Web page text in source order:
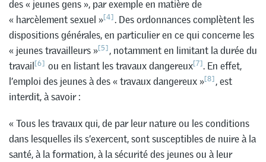
des « jeunes gens », par exemple en matière de
« harcèlement sexuel »[4]. Des ordonnances complètent les
dispositions générales, en particulier en ce qui concerne les
« jeunes travailleurs »[5], notamment en limitant la durée du
travail[6] ou en listant les travaux dangereux[7]. En effet,
l’emploi des jeunes à des « travaux dangereux »[8], est
interdit, à savoir :
« Tous les travaux qui, de par leur nature ou les conditions
dans lesquelles ils s’exercent, sont susceptibles de nuire à la
santé, à la formation, à la sécurité des jeunes ou à leur